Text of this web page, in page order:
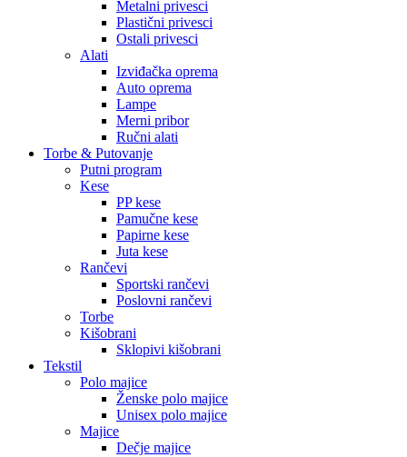
Metalni privesci
Plastični privesci
Ostali privesci
Alati
Izviđačka oprema
Auto oprema
Lampe
Merni pribor
Ručni alati
Torbe & Putovanje
Putni program
Kese
PP kese
Pamučne kese
Papirne kese
Juta kese
Rančevi
Sportski rančevi
Poslovni rančevi
Torbe
Kišobrani
Sklopivi kišobrani
Tekstil
Polo majice
Ženske polo majice
Unisex polo majice
Majice
Dečje majice